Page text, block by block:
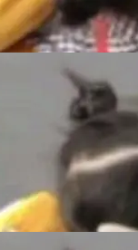
查
更
——